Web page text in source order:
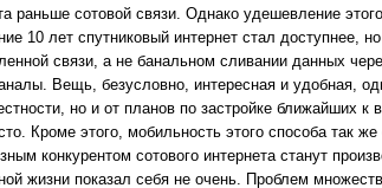
раньше сотовой связи. Однако удешевление
10 лет спутниковый интернет стал доступнее,
связи, а не банальном сливании данных
Вещь, безусловно, интересная и удобная,
но и от планов по застройке ближайших
Кроме этого, мобильность этого способа так же
конкурентом сотового интернета станут
жизни показал себя не очень. Проблем